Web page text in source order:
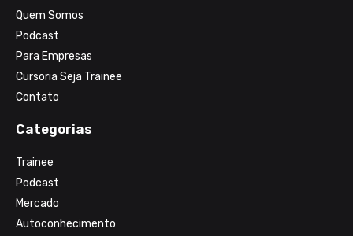
Quem Somos
Podcast
Para Empresas
Cursoria Seja Trainee
Contato
Categorias
Trainee
Podcast
Mercado
Autoconhecimento